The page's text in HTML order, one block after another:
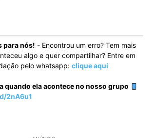
para nós! - Encontrou um erro? Tem mais
algo e quer compartilhar? Entre em
pelo whatsapp: clique aqui
quando ela acontece no nosso grupo
2nA6u1